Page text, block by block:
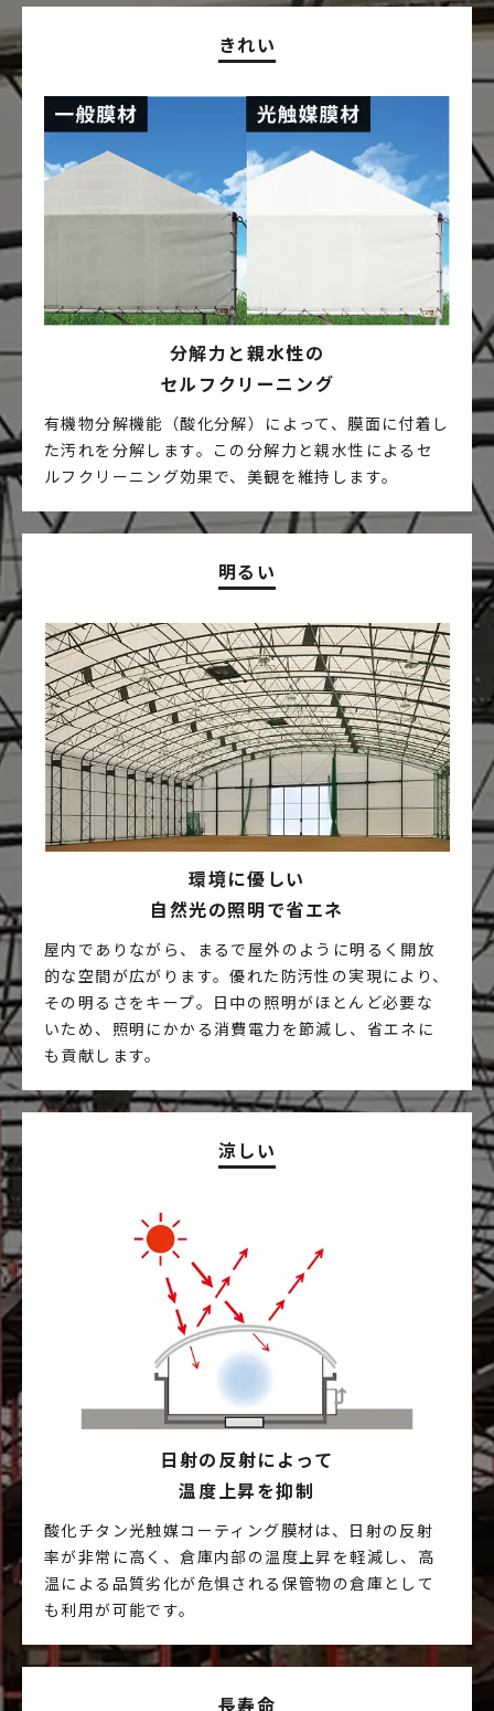
きれい
分解力と親水性の
セルフクリーニング
有機物分解機能（酸化分解）によって、膜面に付着し
た汚れを分解します。この分解力と親水性によるセ
ルフクリーニング効果で、美観を維持します。
明るい
環境に優しい
自然光の照明で省エネ
屋内でありながら、まるで屋外のように明るく開放
的な空間が広がります。優れた防汚性の実現により、
その明るさをキープ。日中の照明がほとんど必要な
いため、照明にかかる消費電力を節減し、省エネに
も貢献します。
涼しい
日射の反射によって
温度上昇を抑制
酸化チタン光触媒コーティング膜材は、日射の反射
率が非常に高く、倉庫内部の温度上昇を軽減し、高
温による品質劣化が危惧される保管物の倉庫として
も利用が可能です。
長寿命